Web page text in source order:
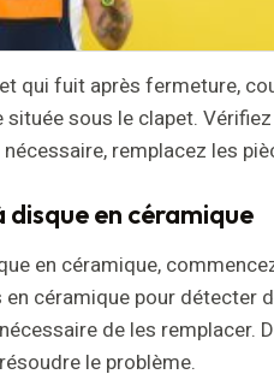
qui fuit après fermeture,
située sous le clapet.
remplacez les
disque en céramique
en céramique,
céramique pour détecter
de les remplacer.
le problème.